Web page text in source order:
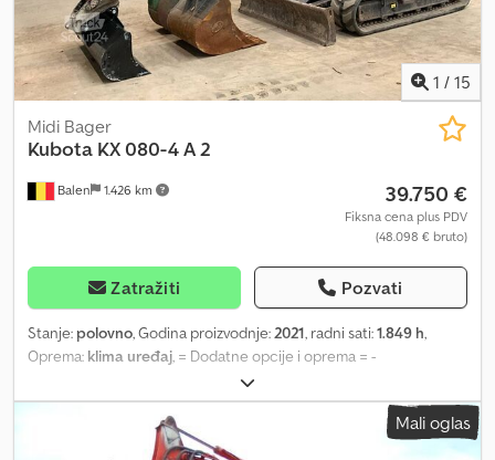
1 / 15
Balen 1.426 km
Midi Bager
Kubota KX 080-4 A 2
39.750 €
Fiksna cena plus PDV
(48.098 € bruto)
Zatražiti Pozvati
Stanje: polovno, Godina proizvodnje:2021, radni sati:1.849 h,
Oprema: klima uređaj, = Dodatne opcije i oprema = -
Automatska/hidraulična brza spojka - Hidraulika za čekić/škare -
Planirajuća kašika - Standardna kašika za kopanje = Dodatne
informacije = Cedpfezruczox Acijha Prazna masa: 8.440 kg Za više
informacija obratite se Geertu Geuensu.
Mali oglas